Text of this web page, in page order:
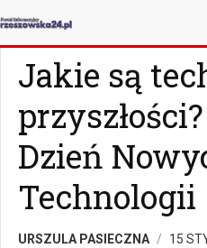
JESTEŚ TUTAJ:
Jakie są
Dzień
Technologii
URSZULA PASIECZNA 15